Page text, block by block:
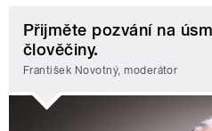
Přijměte pozvání na
člověčiny.
František Novotný, moderátor